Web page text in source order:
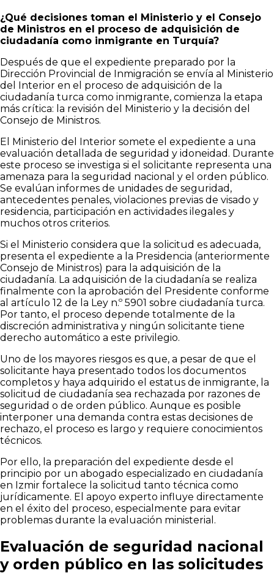
¿Qué decisiones toman el Ministerio y el Consejo
de Ministros en el proceso de adquisición de
ciudadanía como inmigrante en Turquía?
Después de que el expediente preparado por la
Dirección Provincial de Inmigración se envía al Ministerio
del Interior en el proceso de adquisición de la
ciudadanía turca como inmigrante, comienza la etapa
más crítica: la revisión del Ministerio y la decisión del
Consejo de Ministros.
El Ministerio del Interior somete el expediente a una
evaluación detallada de seguridad y idoneidad. Durante
este proceso se investiga si el solicitante representa una
amenaza para la seguridad nacional y el orden público.
Se evalúan informes de unidades de seguridad,
antecedentes penales, violaciones previas de visado y
residencia, participación en actividades ilegales y
muchos otros criterios.
Si el Ministerio considera que la solicitud es adecuada,
presenta el expediente a la Presidencia (anteriormente
Consejo de Ministros) para la adquisición de la
ciudadanía. La adquisición de la ciudadanía se realiza
finalmente con la aprobación del Presidente conforme
al artículo 12 de la Ley n.º 5901 sobre ciudadanía turca.
Por tanto, el proceso depende totalmente de la
discreción administrativa y ningún solicitante tiene
derecho automático a este privilegio.
Uno de los mayores riesgos es que, a pesar de que el
solicitante haya presentado todos los documentos
completos y haya adquirido el estatus de inmigrante, la
solicitud de ciudadanía sea rechazada por razones de
seguridad o de orden público. Aunque es posible
interponer una demanda contra estas decisiones de
rechazo, el proceso es largo y requiere conocimientos
técnicos.
Por ello, la preparación del expediente desde el
principio por un abogado especializado en ciudadanía
en Izmir fortalece la solicitud tanto técnica como
jurídicamente. El apoyo experto influye directamente
en el éxito del proceso, especialmente para evitar
problemas durante la evaluación ministerial.
Evaluación de seguridad nacional
y orden público en las solicitudes